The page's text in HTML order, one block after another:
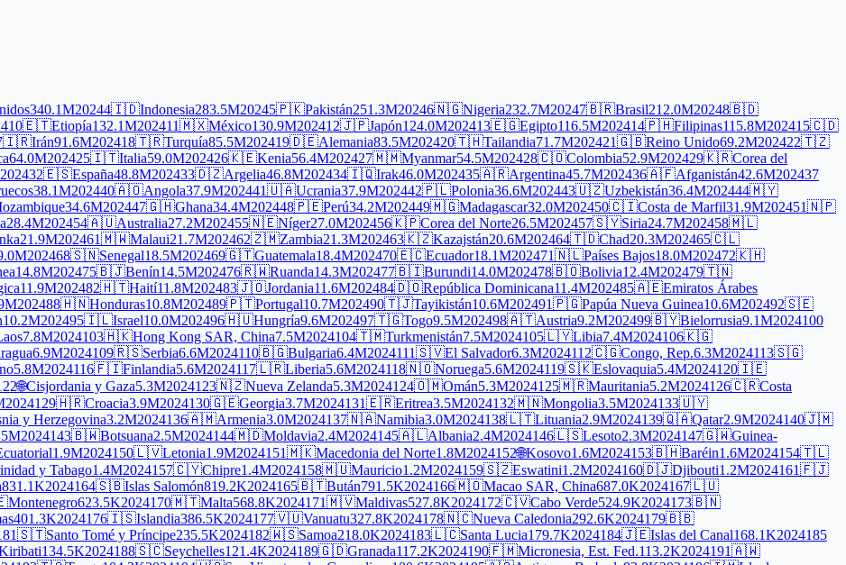
340.1M20244🇮🇩Indonesia283.5M20245🇵🇰Pakistán251.3M20246🇳🇬Nigeria232.7M20247🇧🇷Brasil212.0M20248🇧🇩
10🇪🇹Etiopía132.1M202411🇲🇽México130.9M202412🇯🇵Japón124.0M202413🇪🇬Egipto116.5M202414🇵🇭Filipinas115.8M202415🇨🇩
🇮🇷Irán91.6M202418🇹🇷Turquía85.5M202419🇩🇪Alemania83.5M202420🇹🇭Tailandia71.7M202421🇬🇧Reino Unido69.2M202422🇹🇿
64.0M202425🇮🇹Italia59.0M202426🇰🇪Kenia56.4M202427🇲🇲Myanmar54.5M202428🇨🇴Colombia52.9M202429🇰🇷Corea del
202432🇪🇸España48.8M202433🇩🇿Argelia46.8M202434🇮🇶Irak46.0M202435🇦🇷Argentina45.7M202436🇦🇫Afganistán42.6M202437
38.1M202440🇦🇴Angola37.9M202441🇺🇦Ucrania37.9M202442🇵🇱Polonia36.6M202443🇺🇿Uzbekistán36.4M202444🇲🇾
34.6M202447🇬🇭Ghana34.4M202448🇵🇪Perú34.2M202449🇲🇬Madagascar32.0M202450🇨🇮Costa de Marfil31.9M202451🇳🇵
28.4M202454🇦🇺Australia27.2M202455🇳🇪Níger27.0M202456🇰🇵Corea del Norte26.5M202457🇸🇾Siria24.7M202458🇲🇱
21.9M202461🇲🇼Malaui21.7M202462🇿🇲Zambia21.3M202463🇰🇿Kazajstán20.6M202464🇹🇩Chad20.3M202465🇨🇱
202468🇸🇳Senegal18.5M202469🇬🇹Guatemala18.4M202470🇪🇨Ecuador18.1M202471🇳🇱Países Bajos18.0M202472🇰🇭
14.8M202475🇧🇯Benín14.5M202476🇷🇼Ruanda14.3M202477🇧🇮Burundi14.0M202478🇧🇴Bolivia12.4M202479🇹🇳
11.9M202482🇭🇹Haití11.8M202483🇯🇴Jordania11.6M202484🇩🇴República Dominicana11.4M202485🇦🇪Emiratos Árabes
202488🇭🇳Honduras10.8M202489🇵🇹Portugal10.7M202490🇹🇯Tayikistán10.6M202491🇵🇬Papúa Nueva Guinea10.6M202492🇸🇪
10.2M202495🇮🇱Israel10.0M202496🇭🇺Hungría9.6M202497🇹🇬Togo9.5M202498🇦🇹Austria9.2M202499🇧🇾Bielorrusia9.1M2024100
7.8M2024103🇭🇰Hong Kong SAR, China7.5M2024104🇹🇲Turkmenistán7.5M2024105🇱🇾Libia7.4M2024106🇰🇬
6.9M2024109🇷🇸Serbia6.6M2024110🇧🇬Bulgaria6.4M2024111🇸🇻El Salvador6.3M2024112🇨🇬Congo, Rep.6.3M2024113🇸🇬
5.8M2024116🇫🇮Finlandia5.6M2024117🇱🇷Liberia5.6M2024118🇳🇴Noruega5.6M2024119🇸🇰Eslovaquia5.4M2024120🇮🇪
🌐Cisjordania y Gaza5.3M2024123🇳🇿Nueva Zelanda5.3M2024124🇴🇲Omán5.3M2024125🇲🇷Mauritania5.2M2024126🇨🇷Costa
2024129🇭🇷Croacia3.9M2024130🇬🇪Georgia3.7M2024131🇪🇷Eritrea3.5M2024132🇲🇳Mongolia3.5M2024133🇺🇾
y Herzegovina3.2M2024136🇦🇲Armenia3.0M2024137🇳🇦Namibia3.0M2024138🇱🇹Lituania2.9M2024139🇶🇦Qatar2.9M2024140🇯🇲
2024143🇧🇼Botsuana2.5M2024144🇲🇩Moldavia2.4M2024145🇦🇱Albania2.4M2024146🇱🇸Lesoto2.3M2024147🇬🇼Guinea-
1.9M2024150🇱🇻Letonia1.9M2024151🇲🇰Macedonia del Norte1.8M2024152🌐Kosovo1.6M2024153🇧🇭Baréin1.6M2024154🇹🇱
y Tabago1.4M2024157🇨🇾Chipre1.4M2024158🇲🇺Mauricio1.2M2024159🇸🇿Eswatini1.2M2024160🇩🇯Djibouti1.2M2024161🇫🇯
831.1K2024164🇸🇧Islas Salomón819.2K2024165🇧🇹Bután791.5K2024166🇲🇴Macao SAR, China687.0K2024167🇱🇺
Montenegro623.5K2024170🇲🇹Malta568.8K2024171🇲🇻Maldivas527.8K2024172🇨🇻Cabo Verde524.9K2024173🇧🇳
401.3K2024176🇮🇸Islandia386.5K2024177🇻🇺Vanuatu327.8K2024178🇳🇨Nueva Caledonia292.6K2024179🇧🇧
🇸🇹Santo Tomé y Príncipe235.5K2024182🇼🇸Samoa218.0K2024183🇱🇨Santa Lucia179.7K2024184🇯🇪Islas del Canal168.1K2024185
134.5K2024188🇸🇨Seychelles121.4K2024189🇬🇩Granada117.2K2024190🇫🇲Micronesia, Est. Fed.113.2K2024191🇦🇼